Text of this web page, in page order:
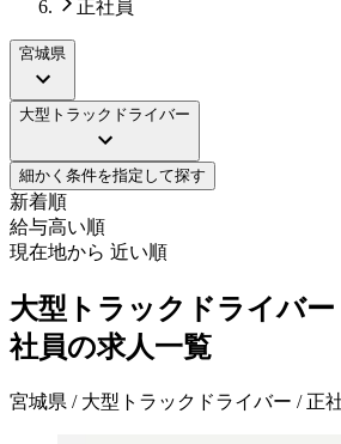
正社員
宮城県
大型トラックドライバー
細かく条件を指定して探す
新着順
給与高い順
現在地から 近い順
大型トラックドライバ
社員の求人一覧
宮城県 / 大型トラックドライバー / 正